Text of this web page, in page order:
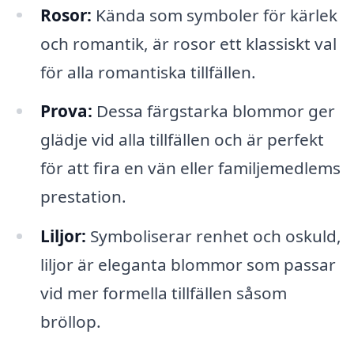
Rosor: Kända som symboler för kärlek
och romantik, är rosor ett klassiskt val
för alla romantiska tillfällen.
Prova: Dessa färgstarka blommor ger
glädje vid alla tillfällen och är perfekt
för att fira en vän eller familjemedlems
prestation.
Liljor: Symboliserar renhet och oskuld,
liljor är eleganta blommor som passar
vid mer formella tillfällen såsom
bröllop.